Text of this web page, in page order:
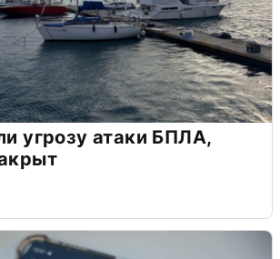
угрозу атаки БПЛА,